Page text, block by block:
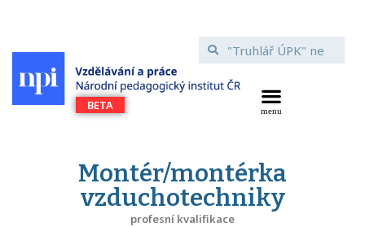
Montér/montérka
vzduchotechniky
profesní kvalifikace